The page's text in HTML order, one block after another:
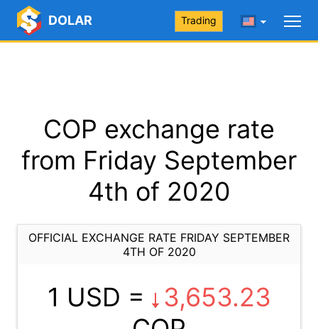
DOLAR Trading
COP exchange rate
from Friday September
4th of 2020
OFFICIAL EXCHANGE RATE FRIDAY SEPTEMBER
4TH OF 2020
1 USD =
3,653.23